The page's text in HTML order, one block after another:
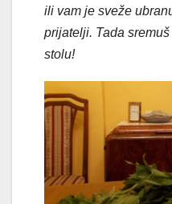
ili vam je sveže
prijatelji. Tada
stolu!